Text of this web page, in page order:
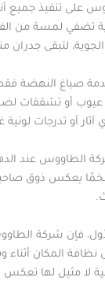
تنفيذ جميع
تضفي لمسة من
الجوية، لتبقى
صباغ النهضة
أو تشققات
أو تدرجات لونية
عند
يعكس ذوق
فإن شركة
المكان
مثيل لها تعكس